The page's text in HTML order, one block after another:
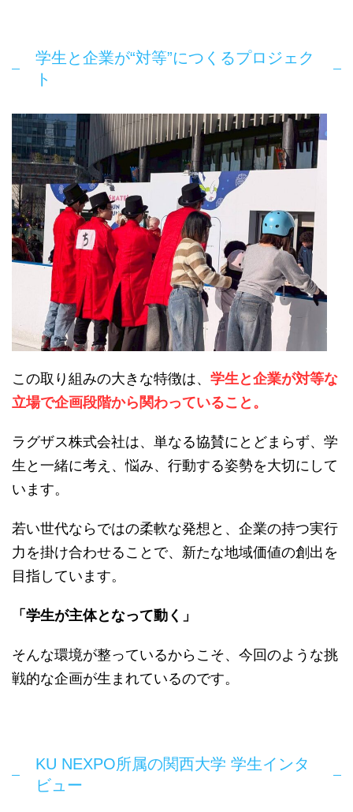
学生と企業が“対等”につくるプロジェク
ト
この取り組みの大きな特徴は、 学生と企業が対等な
立場で企画段階から関わっていること。
ラグザス株式会社は、単なる協賛にとどまらず、学
生と一緒に考え、悩み、行動する姿勢を大切にして
います。
若い世代ならではの柔軟な発想と、企業の持つ実行
力を掛け合わせることで、新たな地域価値の創出を
目指しています。
「学生が主体となって動く」
そんな環境が整っているからこそ、今回のような挑
戦的な企画が生まれているのです。
KU NEXPO所属の関西大学 学生インタ
ビュー